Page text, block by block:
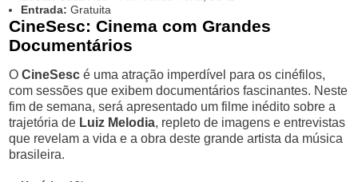
Entrada: Gratuita
CineSesc: Cinema com Grandes
Documentários
OCineSesc é uma atração imperdível para os cinéfilos,
com sessões que exibem documentários fascinantes. Neste
fim de semana, será apresentado um filme inédito sobre a
trajetória de Luiz Melodia, repleto de imagens e entrevistas
que revelam a vida e a obra deste grande artista da música
brasileira.